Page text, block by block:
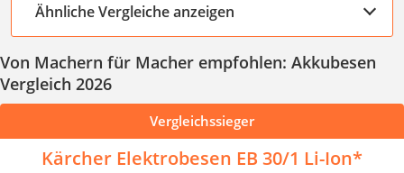
Ähnliche Vergleiche anzeigen
Von Machern für Macher empfohlen: Akkubesen
Vergleich 2026
Vergleichssieger
Kärcher Elektrobesen EB 30/1 Li-Ion